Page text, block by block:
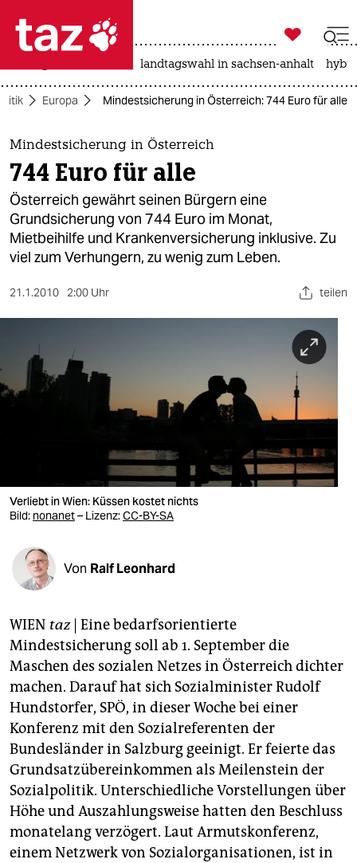
 taz zahl ich
taz zahl ich
themen
politik
öko
gesellschaft
kultur
sport
berlin
nord
verlag
shop
fragen & hilfe
unterstützen
abo
genossenschaft
epaper login

taz zahl ich
landtagswahl in sachsen-anhalt
Europa Mindestsicherung in Österreich: 744 Euro für alle
Mindestsicherung in Österreich
744 Euro für alle
Österreich gewährt seinen Bürgern eine
Grundsicherung von 744 Euro im Monat,
Mietbeihilfe und Krankenversicherung inklusive. Zu
viel zum Verhungern, zu wenig zum Leben.
21.1.2010 2:00 Uhr teilen
Verliebt in Wien: Küssen kostet nichts
Bild: nonanet– Lizenz:CC-BY-SA
Von Ralf Leonhard
WIEN taz| Eine bedarfsorientierte
Mindestsicherung soll ab 1. September die
Maschen des sozialen Netzes in Österreich dichter
machen. Darauf hat sich Sozialminister Rudolf
Hundstorfer, SPÖ, in dieser Woche bei einer
Konferenz mit den Sozialreferenten der
Bundesländer in Salzburg geeinigt. Er feierte das
Grundsatzübereinkommen als Meilenstein der
Sozialpolitik. Unterschiedliche Vorstellungen über
Höhe und Auszahlungsweise hatten den Beschluss
monatelang verzögert. Laut Armutskonferenz,
einem Netzwerk von Sozialorganisationen, ist in